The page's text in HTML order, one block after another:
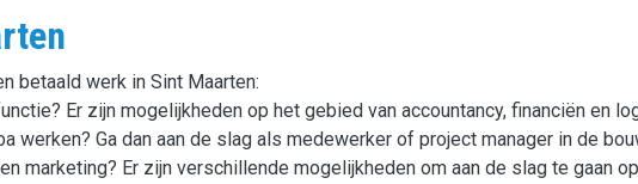
betaald werk in Sint Maarten:
Er zijn mogelijkheden op het gebied van accountancy, financiën en
werken? Ga dan aan de slag als medewerker of project manager in de
marketing? Er zijn verschillende mogelijkheden om aan de slag te gaan